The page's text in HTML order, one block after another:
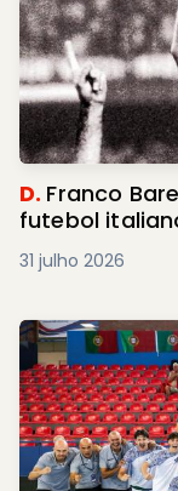
D. Franco
futebol
31 julho 2026